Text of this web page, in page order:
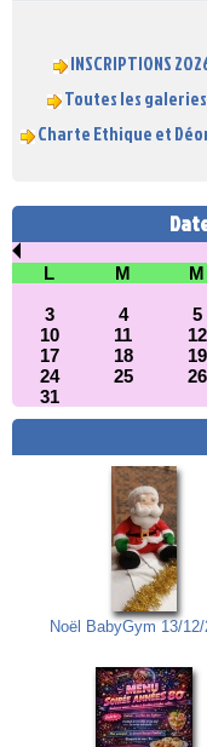
INSCRIPTIONS
Toutes les
Charte Ethique et
L
M M
3
4 5
10
11 12
17
18 19
24
25 26
31
Noël BabyGym 13/12/